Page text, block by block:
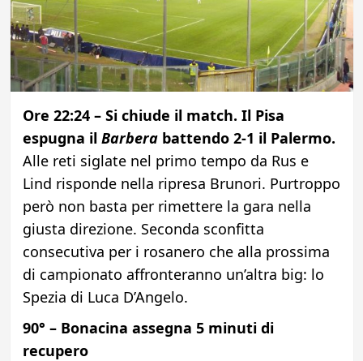
Ore 22:24 – Si chiude il match. Il Pisa
espugna il Barberabattendo 2-1 il Palermo.
Alle reti siglate nel primo tempo da Rus e
Lind risponde nella ripresa Brunori. Purtroppo
però non basta per rimettere la gara nella
giusta direzione. Seconda sconfitta
consecutiva per i rosanero che alla prossima
di campionato affronteranno un’altra big: lo
Spezia di Luca D’Angelo.
90° – Bonacina assegna 5 minuti di
recupero